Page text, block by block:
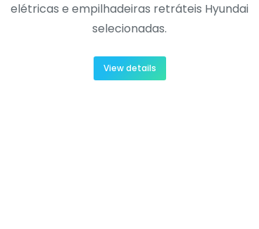
elétricas e empilhadeiras retráteis Hyundai
selecionadas.
View details